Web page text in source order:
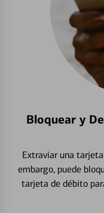
Bloquear y
Extraviar una
embargo, puede
tarjeta de débito